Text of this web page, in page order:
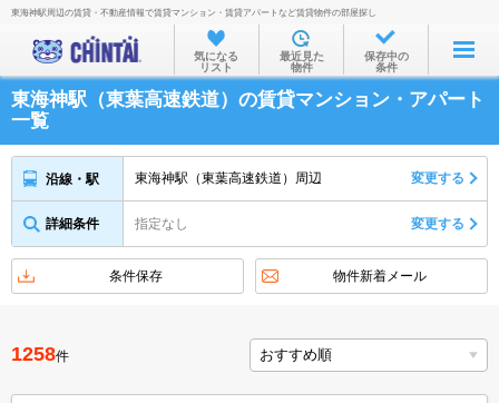
お部屋を探す
沿線・駅から
住所から
家賃相場から
不動産会社から
東海神駅周辺の賃貸・不動産情報で賃貸マンション・賃貸アパートなど賃貸物件の部屋探し
気になる
リスト
最近見た
物件
保存中の
条件
東海神駅（東葉高速鉄道）の賃貸マンション・アパート
一覧
沿線・駅 東海神駅（東葉高速鉄道）周辺 変更する
詳細条件 指定なし 変更する
条件保存 物件新着メール
1258件